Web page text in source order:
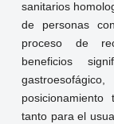
sanitarios
de personas
proceso de
beneficios
tanto para el